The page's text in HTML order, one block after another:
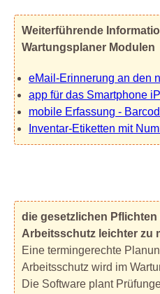
Weiterführende
Wartungsplaner Modulen
eMail-Erinnerung an den
app für das Smartphone
mobile Erfassung -
Inventar-Etiketten mit
die gesetzlichen
Arbeitsschutz leichter zu
Eine termingerechte
Arbeitsschutz wird im
Die Software plant